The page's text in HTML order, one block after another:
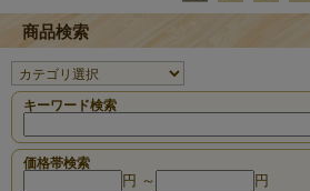
商品検索
キーワード検索
価格帯検索
円 ～ 円